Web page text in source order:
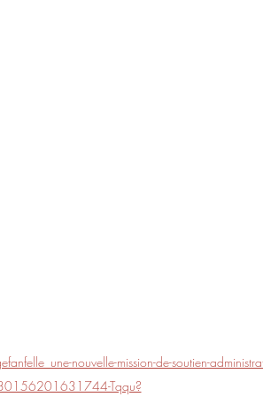
nouvelle-mission-de-soutien-
Tqqu?